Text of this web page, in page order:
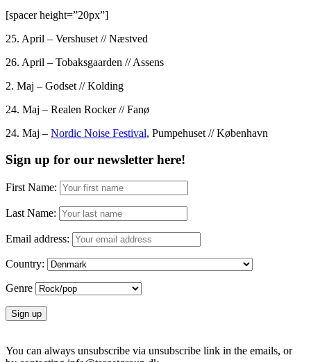
[spacer height=”20px”]
25. April – Vershuset // Næstved
26. April – Tobaksgaarden // Assens
2. Maj – Godset // Kolding
24. Maj – Realen Rocker // Fanø
24. Maj – Nordic Noise Festival, Pumpehuset // København
Sign up for our newsletter here!
First Name:
Last Name:
Email address:
Country:
Genre
You can always unsubscribe via unsubscribe link in the emails, or